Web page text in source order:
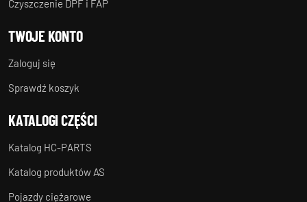
Czyszczenie DPF i FAP
TWOJE KONTO
Zaloguj się
Sprawdź koszyk
KATALOGI CZĘŚCI
Katalog HC-PARTS
Katalog produktów AS
Pojazdy ciężarowe